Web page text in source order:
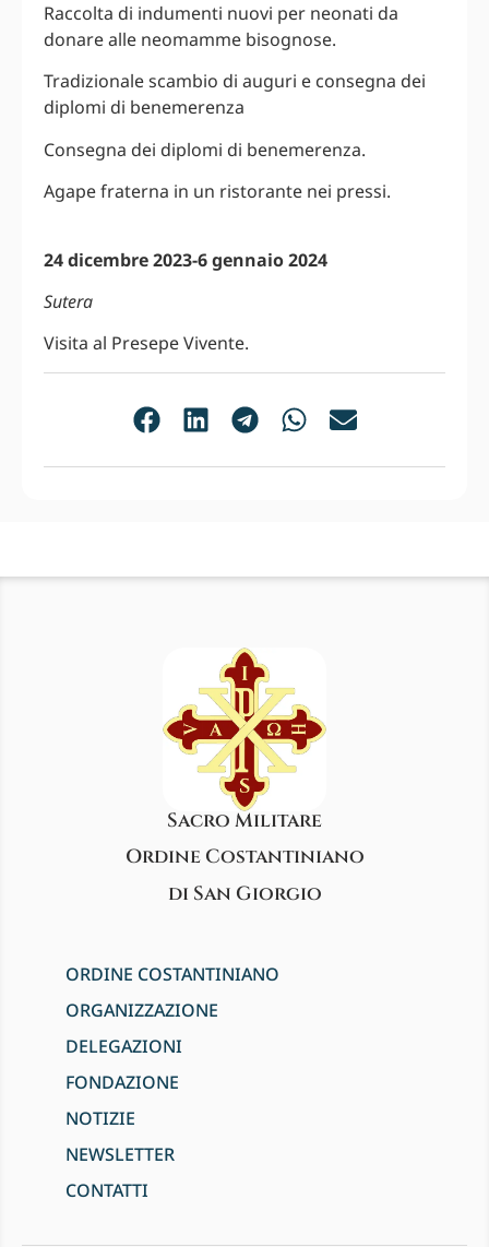
Raccolta di indumenti nuovi per neonati da
donare alle neomamme bisognose.
Tradizionale scambio di auguri e consegna dei
diplomi di benemerenza
Consegna dei diplomi di benemerenza.
Agape fraterna in un ristorante nei pressi.
24 dicembre 2023-6 gennaio 2024
Sutera
Visita al Presepe Vivente.
Sacro Militare
Ordine Costantiniano
di San Giorgio
ORDINE COSTANTINIANO
ORGANIZZAZIONE
DELEGAZIONI
FONDAZIONE
NOTIZIE
NEWSLETTER
CONTATTI